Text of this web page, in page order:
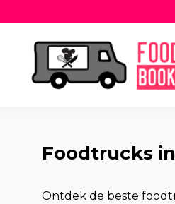
Foodtrucks
Ontdek de beste